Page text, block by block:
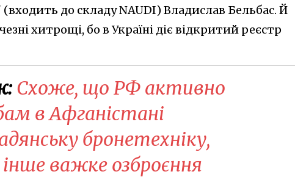
(входить до складу NAUDI) Владислав Бельбас. Й
хитрощі, бо в Україні діє відкритий реєстр
Схоже, що РФ активно
в Афганістані
бронетехніку,
важке озброєння